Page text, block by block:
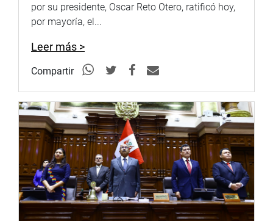
por su presidente, Oscar Reto Otero, ratificó hoy,
por mayoría, el...
Leer más >
Compartir